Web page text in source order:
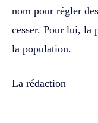
nom pour régler
cesser. Pour lui, la
la population.
La rédaction